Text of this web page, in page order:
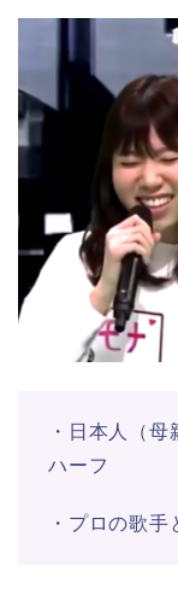
・日本人（
ハーフ
・プロの歌